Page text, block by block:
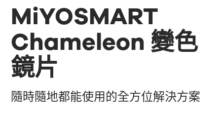
MiYOSMART
Chameleon 變色
鏡片
隨時隨地都能使用的全方位解決方案